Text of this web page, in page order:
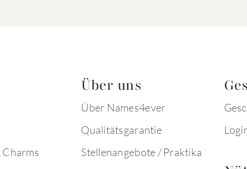
Über uns
Über Names4ever
Qualitätsgarantie
Stellenangebote / Praktika